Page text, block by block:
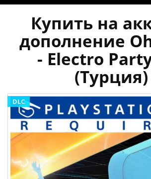
Купить на
дополнение
- Electro
(Турция)
DLC